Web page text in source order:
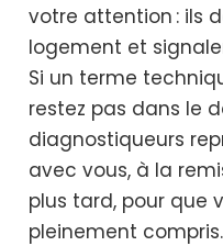
votre attention : ils
logement et
Si un terme
restez pas dans le
diagnostiqueurs
avec vous, à la
plus tard, pour que
pleinement compris.